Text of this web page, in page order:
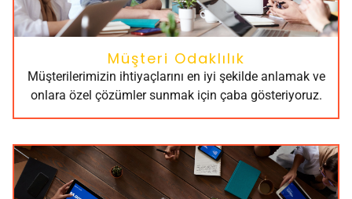
Müşteri Odaklılık
Müşterilerimizin ihtiyaçlarını en iyi şekilde anlamak ve
onlara özel çözümler sunmak için çaba gösteriyoruz.